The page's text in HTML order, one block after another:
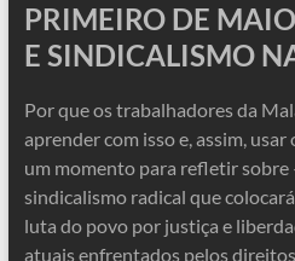
PRIMEIRO DE
E SINDICALISMO
Por que os trabalhadores da
aprender com isso e, assim,
um momento para refletir
sindicalismo radical que
luta do povo por justiça e
atuais enfrentados pelos